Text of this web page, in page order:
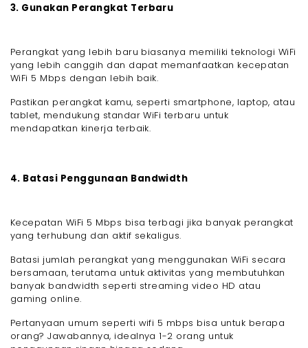
3. Gunakan Perangkat Terbaru
Perangkat yang lebih baru biasanya memiliki teknologi WiFi
yang lebih canggih dan dapat memanfaatkan kecepatan
WiFi 5 Mbps dengan lebih baik.
Pastikan perangkat kamu, seperti smartphone, laptop, atau
tablet, mendukung standar WiFi terbaru untuk
mendapatkan kinerja terbaik.
4. Batasi Penggunaan Bandwidth
Kecepatan WiFi 5 Mbps bisa terbagi jika banyak perangkat
yang terhubung dan aktif sekaligus.
Batasi jumlah perangkat yang menggunakan WiFi secara
bersamaan, terutama untuk aktivitas yang membutuhkan
banyak bandwidth seperti streaming video HD atau
gaming online.
Pertanyaan umum seperti wifi 5 mbps bisa untuk berapa
orang? Jawabannya, idealnya 1-2 orang untuk